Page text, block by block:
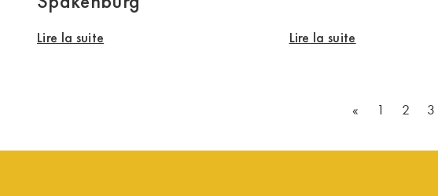
Lire la suite Lire la suite
« 1 2 3